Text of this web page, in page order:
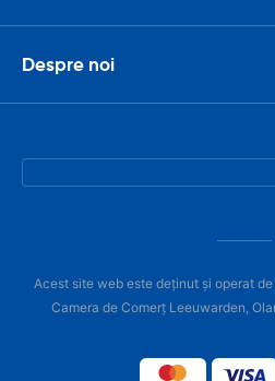
Despre noi
Acest site web este deținut și operat
Camera de Comerț Leeuwarden,